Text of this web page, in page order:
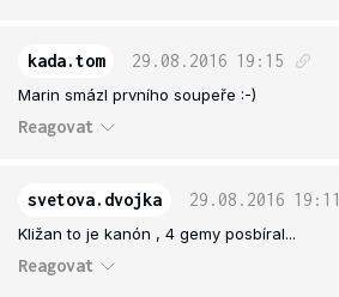
kada.tom 29.08.2016 19:15
Marin smázl prvního soupeře :-)
Reagovat
svetova.dvojka 29.08.2016 19:11
Kližan to je kanón , 4 gemy posbíral...
Reagovat